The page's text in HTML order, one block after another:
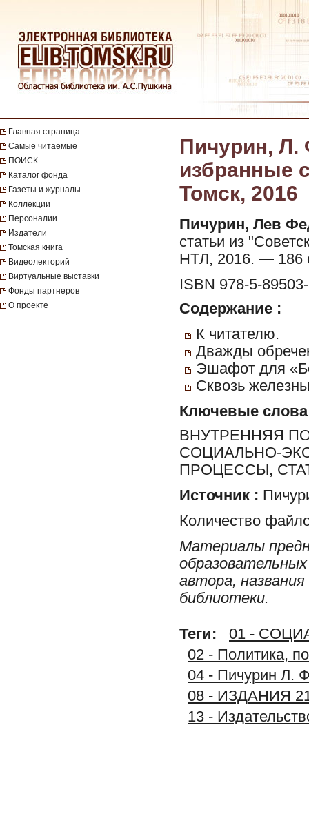
Главная страница
Самые читаемые
ПОИСК
Каталог фонда
Газеты и журналы
Коллекции
Персоналии
Издатели
Томская книга
Видеолекторий
Виртуальные выставки
Фонды партнеров
О проекте
Пичурин, Л.
избранные
Томск, 2016
Пичурин, Лев
статьи из
НТЛ, 2016. — 186
ISBN 978-5-
Содержание :
К читателю.
Дважды
Эшафот для
Сквозь
Ключевые слова
ВНУТРЕННЯЯ
СОЦИАЛЬНО-
ПРОЦЕССЫ,
Источник :
Количество
Материалы
автора,
библиотеки.
Теги:
01 -
02 - Политика,
04 - Пичурин Л.
08 - ИЗДАНИЯ
13 -